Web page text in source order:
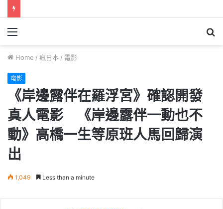
Menu
Home / 瘋日本 / 電影
電影
《岸邊露伴在羅浮宮》確認開發
真人電影 《岸邊露伴一動也不
動》高橋一生等原班人馬回歸演
出
1,049 Less than a minute